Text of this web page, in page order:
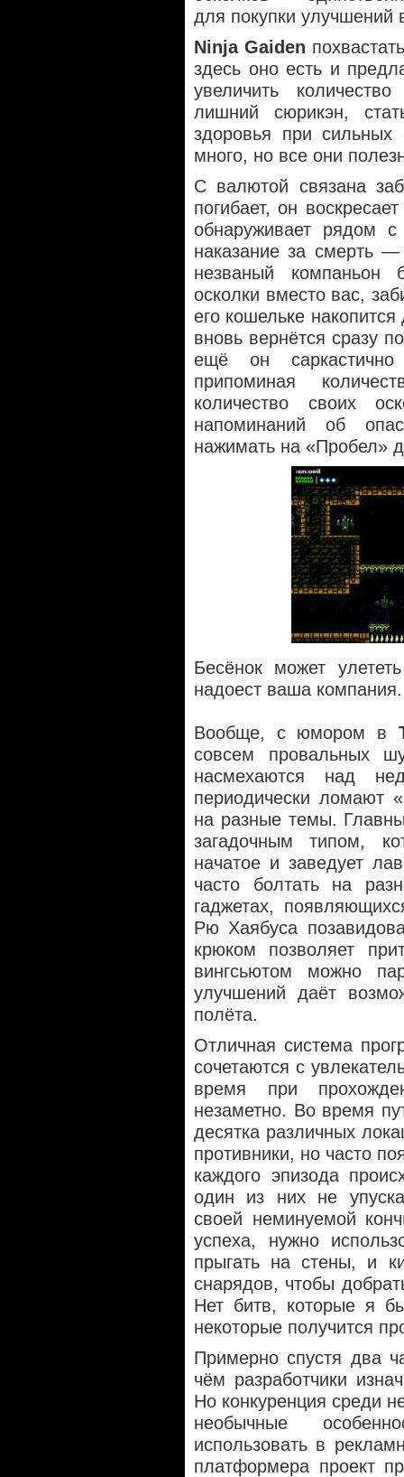
для покупки улучшений
Ninja Gaiden
здесь оно есть и
увеличить
лишний сюрикэн,
здоровья при сильных
много, но все они
С валютой связана
погибает, он
обнаруживает рядом
наказание за смерть —
незваный компаньон
осколки вместо вас,
его кошельке
вновь вернётся сразу
ещё он саркастично
припоминая
количество своих
напоминаний об
нажимать на «Пробел»
Бесёнок может
надоест ваша компания.
Вообще, с юмором в
совсем провальных
насмехаются над
периодически ломают
на разные темы.
загадочным типом,
начатое и заведует
часто болтать на
гаджетах,
Рю Хаябуса
крюком позволяет
вингсьютом можно
улучшений даёт
полёта.
Отличная система
сочетаются с
время при
незаметно. Во время
десятка различных
противники, но часто
каждого эпизода
один из них не
своей неминуемой
успеха, нужно
прыгать на стены, и
снарядов, чтобы
Нет битв, которые я
некоторые получится
Примерно спустя два
чём разработчики
Но конкуренция среди
необычные
использовать в
платформера проект